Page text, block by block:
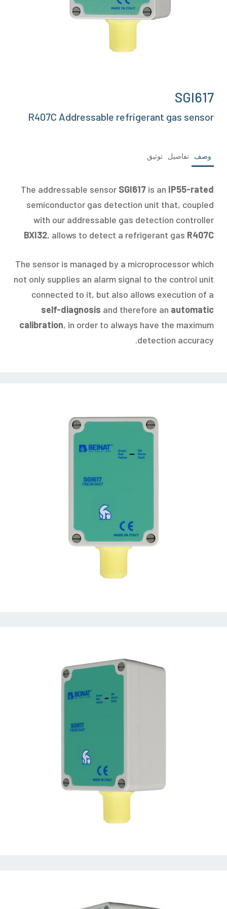
Swipe to spin
SGI617
R407C Addressable refrigerant gas sensor
وصف تفاصيل توثيق
The addressable sensor SGI617 is an IP55-rated
semiconductor gas detection unit that, coupled
with our addressable gas detection controller
BXI32, allows to detect a refrigerant gas R407C
The sensor is managed by a microprocessor which
not only supplies an alarm signal to the control unit
connected to it, but also allows execution of a
self-diagnosis and therefore an automatic
calibration, in order to always have the maximum
detection accuracy.